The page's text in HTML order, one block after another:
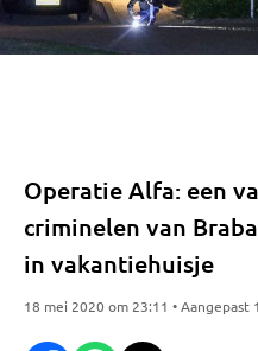
Operatie Alfa: een
criminelen van
in vakantiehuisje
18 mei 2020 om 23:11 •